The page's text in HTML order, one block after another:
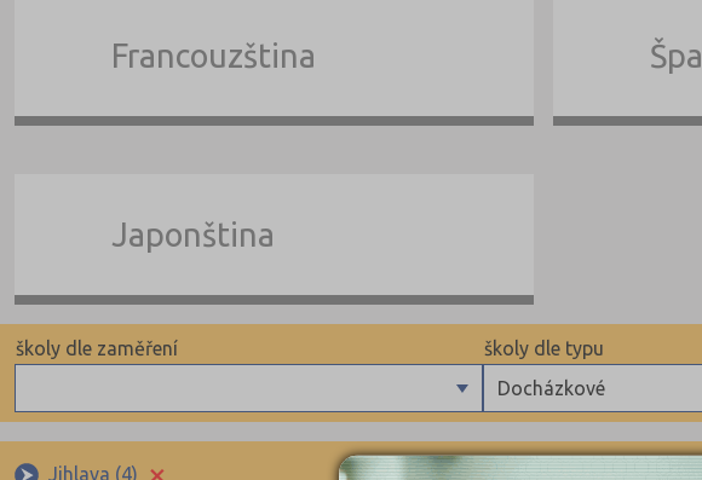
Francouzština
Japonština
Docházkové
školy dle typu
Docházkové
školy dle zaměření
Němčina
Jihlava (4)